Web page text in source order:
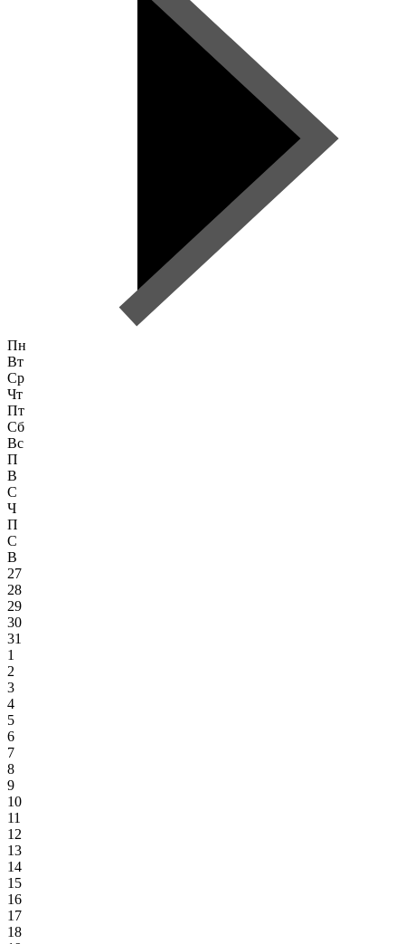
Пн
Вт
Ср
Чт
Пт
Сб
Вс
П
В
С
Ч
П
С
В
27
28
29
30
31
1
2
3
4
5
6
7
8
9
10
11
12
13
14
15
16
17
18